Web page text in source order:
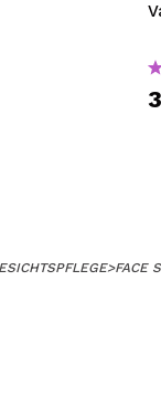
>FACE